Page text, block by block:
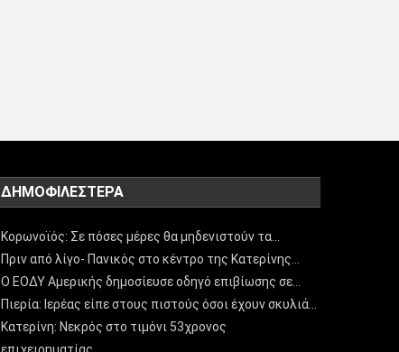
ΔΗΜΟΦΙΛΈΣΤΕΡΑ
Κορωνοϊός: Σε πόσες μέρες θα μηδενιστούν τα…
Πριν από λίγο- Πανικός στο κέντρο της Κατερίνης…
Ο ΕΟΔΥ Αμερικής δημοσίευσε οδηγό επιβίωσης σε…
Πιερία: Ιερέας είπε στους πιστούς όσοι έχουν σκυλιά…
Κατερίνη: Νεκρός στο τιμόνι 53χρονος